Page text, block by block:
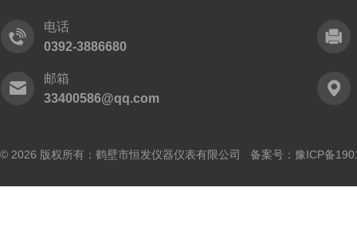
电话
0392-3886680
邮箱
33400586@qq.com
© 2026 版权所有：鹤壁市恒发仪器仪表有限公司 备案号： 豫ICP备